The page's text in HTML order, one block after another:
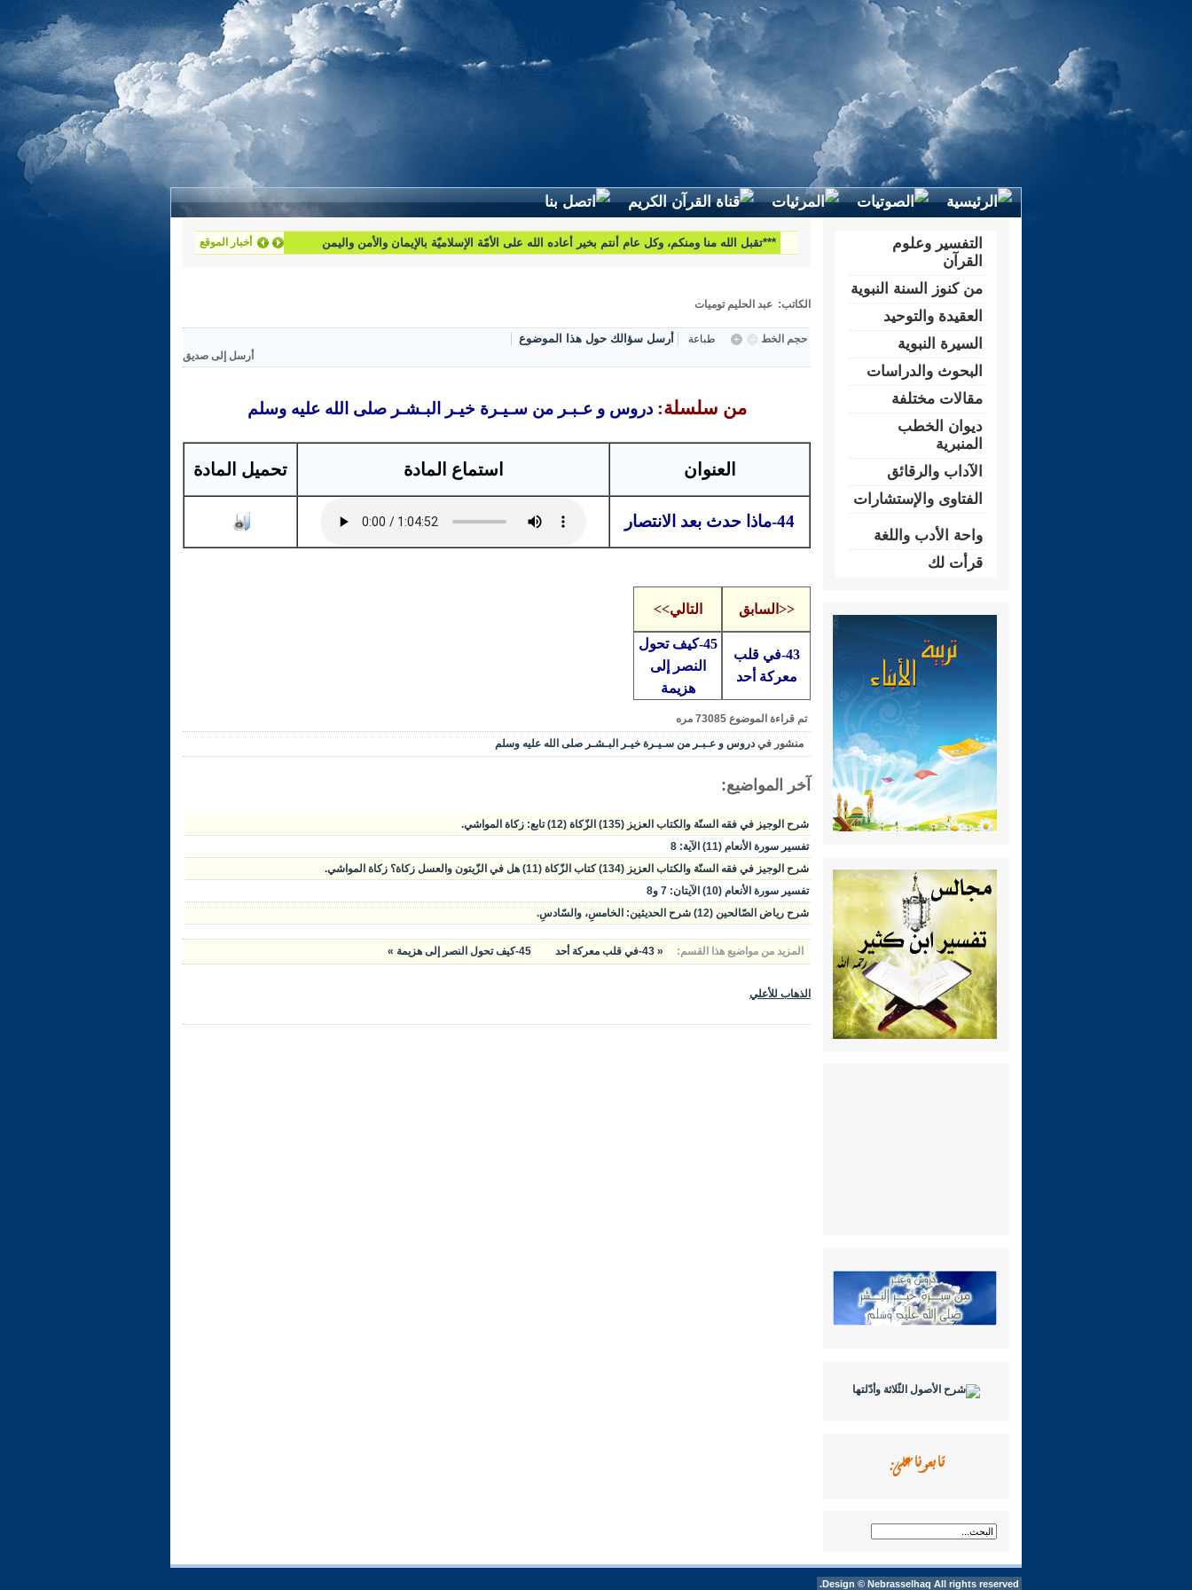
أخبار الموقع
***تقبل الله منا ومنكم، وكل عام أنتم بخير أعاده الله على الأمّة الإسلاميّة بالإيمان والأمن واليمن
الكاتب: عبد الحليم توميات
حجم الخط طباعة أرسل سؤالك حول هذا الموضوع
أرسل إلى صديق
من سلسلة:دروس و عـبـر من سـيـرة خيـر البـشـر صلى الله عليه وسلم
العنوان استماع المادة تحميل المادة
44-ماذا حدث بعد الانتصار
<<السابق التالي>>
43-في قلب
معركة أحد
45-كيف تحول
النصر إلى
هزيمة
تم قراءة الموضوع 73085 مره
منشور في دروس و عـبـر من سـيـرة خيـر البـشـر صلى الله عليه وسلم
آخر المواضيع:
شرح الوجيز في فقه السنّة والكتاب العزيز (135) الزّكاة (12) تابع: زكاة المواشي.
تفسير سورة الأنعام (11) الآية: 8
شرح الوجيز في فقه السنّة والكتاب العزيز (134) كتاب الزّكاة (11) هل في الزّيتون والعسل زكاة؟ زكاة المواشي.
تفسير سورة الأنعام (10) الآيتان: 7 و8
شرح رياض الصّالحين (12) شرح الحديثين: الخامسِ، والسّادسِ.
المزيد من مواضيع هذا القسم: « 43-في قلب معركة أحد 45-كيف تحول النصر إلى هزيمة »
الذهاب للأعلي
التفسير وعلوم
القرآن
من كنوز السنة النبوية
العقيدة والتوحيد
السيرة النبوية
البحوث والدراسات
مقالات مختلفة
ديوان الخطب
المنبرية
الآداب والرقائق
الفتاوى والإستشارات
واحة الأدب واللغة
قرأت لك
تابعونا على:
Design © Nebrasselhaq All rights reserved.